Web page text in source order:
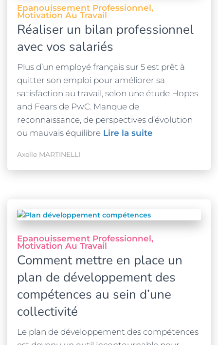
Epanouissement Professionnel
Motivation Au Travail
Réaliser un bilan professionnel
avec vos salariés
Plus d’un employé français sur 5 est prêt à
quitter son emploi pour améliorer sa
satisfaction au travail, selon une étude Hopes
and Fears de PwC. Manque de
reconnaissance, de perspectives d’évolution
ou mauvais équilibre Lire la suite
Axelle MARTINELLI
Epanouissement Professionnel
Motivation Au Travail
Comment mettre en place un
plan de développement des
compétences au sein d’une
collectivité
Le plan de développement des compétences